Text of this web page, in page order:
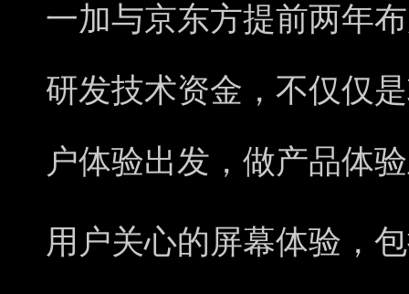
一加与京东方提前两年
研发技术资金，不仅仅
户体验出发，做产品体
用户关心的屏幕体验，